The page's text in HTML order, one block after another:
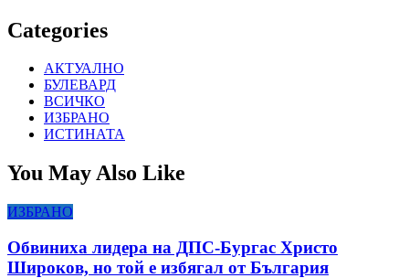
Categories
АКТУАЛНО
БУЛЕВАРД
ВСИЧКО
ИЗБРАНО
ИСТИНАТА
You May Also Like
ИЗБРАНО
Обвиниха лидера на ДПС-Бургас Христо
Широков, но той е избягал от България